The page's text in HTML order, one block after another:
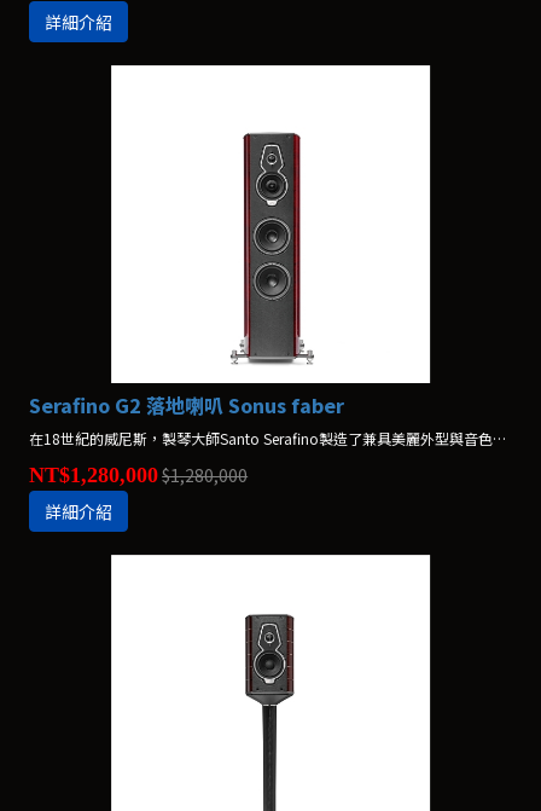
詳細介紹
Serafino G2 落地喇叭 Sonus faber
在18世紀的威尼斯，製琴大師Santo Serafino製造了兼具美麗外型與音色的小提琴。與經典匹配，第二代Sonus faber Serafino喇叭結合了藝術性和卓越聲音。增強的技術打造出現場演出的感覺，提供原始和強大的聲音。
NT$1,280,000$1,280,000
詳細介紹